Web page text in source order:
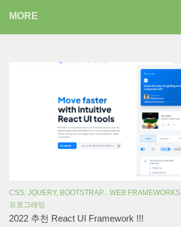
MORE
CSS, JQUERY, BOOTSTRAP... WEB FRAMEWORKS
프로그래밍
2022 추천 React UI Framework !!!